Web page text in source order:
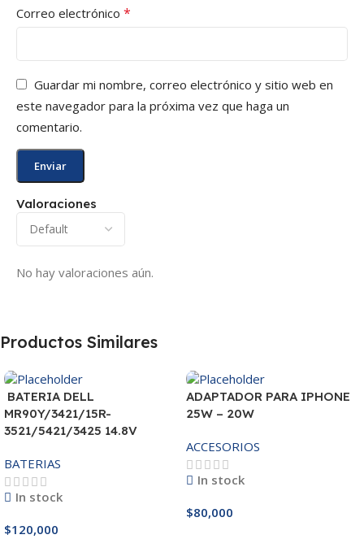
Valoraciones
No hay valoraciones aún.
Correo electrónico *
Guardar mi nombre, correo electrónico y sitio web en
este navegador para la próxima vez que haga un
comentario.
Productos Similares
BATERIA DELL
MR90Y/3421/15R-
3521/5421/3425 14.8V
BATERIAS
In stock
$120,000
ADAPTADOR PARA IPHONE
25W – 20W
ACCESORIOS
In stock
$80,000